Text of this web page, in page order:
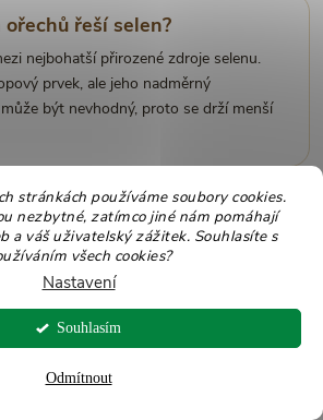
stránkách používáme soubory cookies.
nezbytné, zatímco jiné nám pomáhají
a váš uživatelský zážitek. Souhlasíte s
všech cookies?
Nastavení
Odmítnout
Souhlasím
řeší selen?
nejbohatší přirozené zdroje selenu.
prvek, ale jeho nadměrný
být nevhodný, proto se drží menší
denně je vhodné?
do jídelníčku se často doporučuje
denně. U velkých ořechů, doplňků se
omezení je vhodná větší